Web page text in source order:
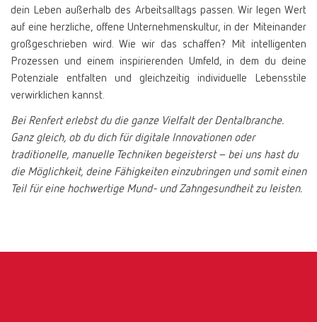
dein Leben außerhalb des Arbeitsalltags passen. Wir legen Wert
auf eine herzliche, offene Unternehmenskultur, in der Miteinander
großgeschrieben wird. Wie wir das schaffen? Mit intelligenten
Prozessen und einem inspirierenden Umfeld, in dem du deine
Potenziale entfalten und gleichzeitig individuelle Lebensstile
verwirklichen kannst.
Bei Renfert erlebst du die ganze Vielfalt der Dentalbranche.
Ganz gleich, ob du dich für digitale Innovationen oder
traditionelle, manuelle Techniken begeisterst – bei uns hast du
die Möglichkeit, deine Fähigkeiten einzubringen und somit einen
Teil für eine hochwertige Mund- und Zahngesundheit zu leisten.